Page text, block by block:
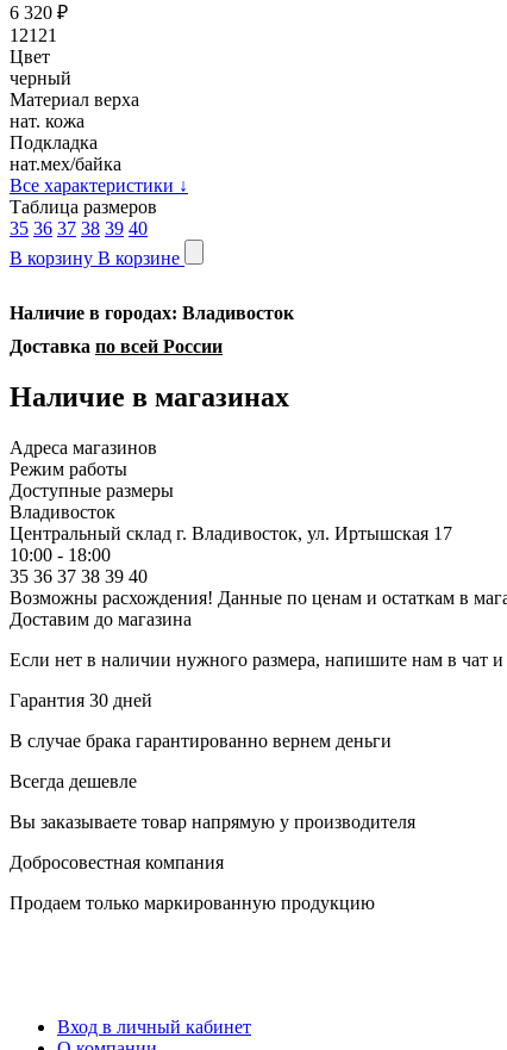
6 320 ₽
12121
Цвет
черный
Материал верха
нат. кожа
Подкладка
нат.мех/байка
Все характеристики ↓
Таблица размеров
35 36 37 38 39 40
В корзину В корзине
Наличие в городах: Владивосток
Доставка по всей России
Наличие в магазинах
Адреса магазинов
Режим работы
Доступные размеры
Владивосток
Центральный склад г. Владивосток, ул. Иртышская 17
10:00 - 18:00
35 36 37 38 39 40
Возможны расхождения! Данные по ценам и остаткам в
Доставим до магазина
Если нет в наличии нужного размера, напишите нам в чат
Гарантия 30 дней
В случае брака гарантированно вернем деньги
Всегда дешевле
Вы заказываете товар напрямую у производителя
Добросовестная компания
Продаем только маркированную продукцию
Вход в личный кабинет